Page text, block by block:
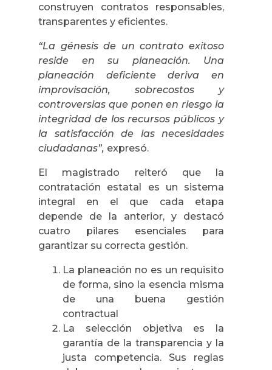
construyen contratos responsables,
transparentes y eficientes.
“La génesis de un contrato exitoso
reside en su planeación. Una
planeación deficiente deriva en
improvisación, sobrecostos y
controversias que ponen en riesgo la
integridad de los recursos públicos y
la satisfacción de las necesidades
ciudadanas”, expresó.
El magistrado reiteró que la
contratación estatal es un sistema
integral en el que cada etapa
depende de la anterior, y destacó
cuatro pilares esenciales para
garantizar su correcta gestión.
La planeación no es un requisito
de forma, sino la esencia misma
de una buena gestión
contractual
La selección objetiva es la
garantía de la transparencia y la
justa competencia. Sus reglas